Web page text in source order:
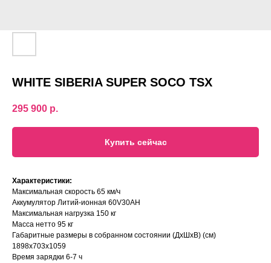
WHITE SIBERIA SUPER SOCO TSX
295 900 р.
Купить сейчас
Характеристики:
Максимальная скорость 65 км/ч
Аккумулятор Литий-ионная 60V30AH
Максимальная нагрузка 150 кг
Масса нетто 95 кг
Габаритные размеры в собранном состоянии (ДxШxВ) (см)
1898x703x1059
Время зарядки 6-7 ч